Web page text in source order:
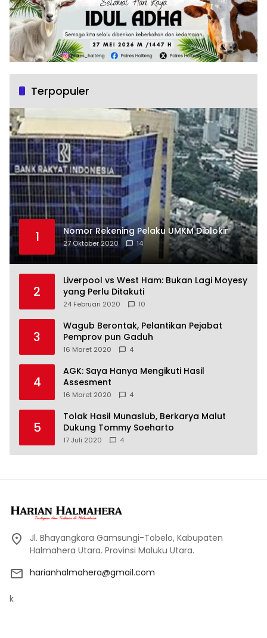
Terpopuler
1 Nomor Rekening Pelaku UMKM Diblokir
27 Oktober 2020 14
2
Liverpool vs West Ham: Bukan Lagi Moyesy
yang Perlu Ditakuti
24 Februari 2020 10
3
Wagub Berontak, Pelantikan Pejabat
Pemprov pun Gaduh
16 Maret 2020 4
4
AGK: Saya Hanya Mengikuti Hasil
Assesment
16 Maret 2020 4
5
Tolak Hasil Munaslub, Berkarya Malut
Dukung Tommy Soeharto
17 Juli 2020 4
Jl. Bhayangkara Gamsungi-Tobelo, Kabupaten
Halmahera Utara. Provinsi Maluku Utara.
harianhalmahera@gmail.com
k